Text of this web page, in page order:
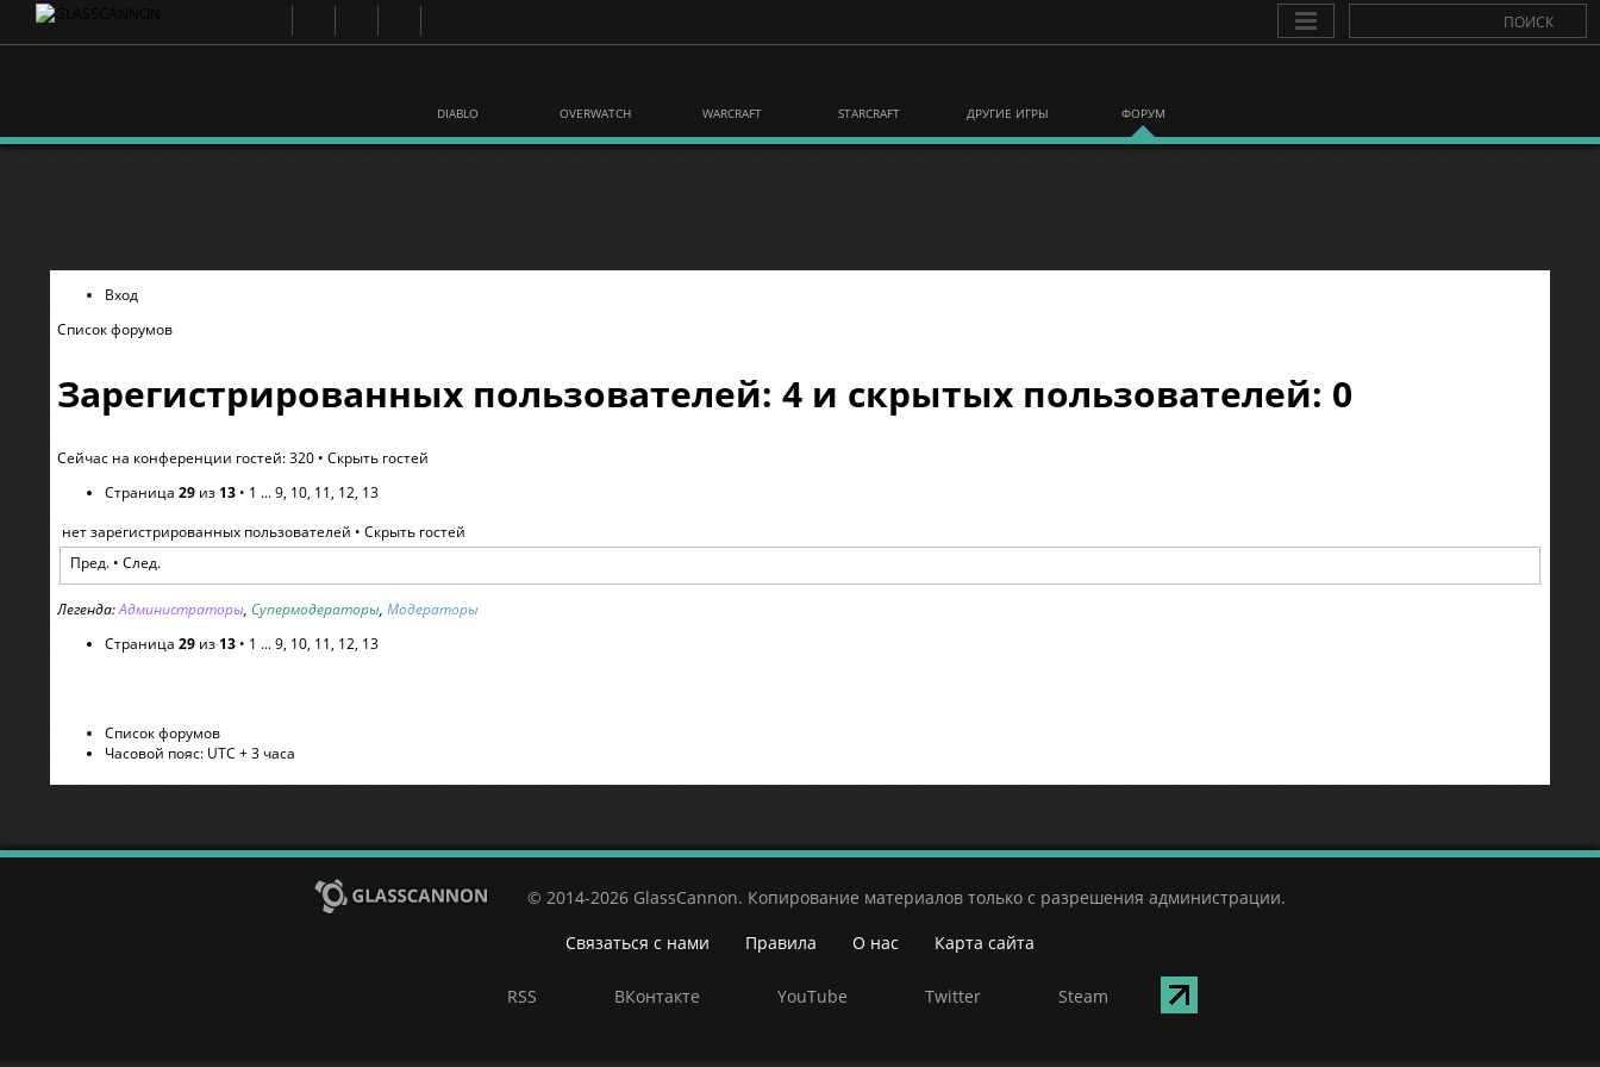
DIABLO OVERWATCH WARCRAFT STARCRAFT ДРУГИЕ ИГРЫ ФОРУМ
Вход
Список форумов
Зарегистрированных пользователей: 4 и скрытых пользователей: 0
Сейчас на конференции гостей: 320 • Скрыть гостей
Страница 29 из 13 • 1 ...9, 10, 11, 12, 13
нет зарегистрированных пользователей • Скрыть гостей
Пред.• След.
Легенда:Администраторы, Супермодераторы, Модераторы
Страница 29 из 13 • 1 ...9, 10, 11, 12, 13
Список форумов
Часовой пояс: UTC + 3 часа
© 2014-2026 GlassCannon. Копирование материалов только с разрешения администрации.
Связаться с нами
Правила О нас Карта сайта
RSS ВКонтакте YouTube Twitter Steam